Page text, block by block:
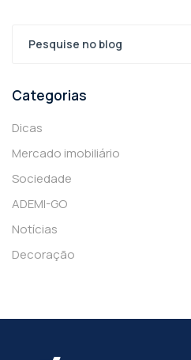
Categorias
Dicas
Mercado imobiliário
Sociedade
ADEMI-GO
Notícias
Decoração